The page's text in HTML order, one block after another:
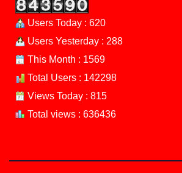
Users Today : 620
Users Yesterday : 288
This Month : 1569
Total Users : 142298
Views Today : 815
Total views : 636436